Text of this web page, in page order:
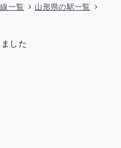
一覧
山形県の駅一覧
した